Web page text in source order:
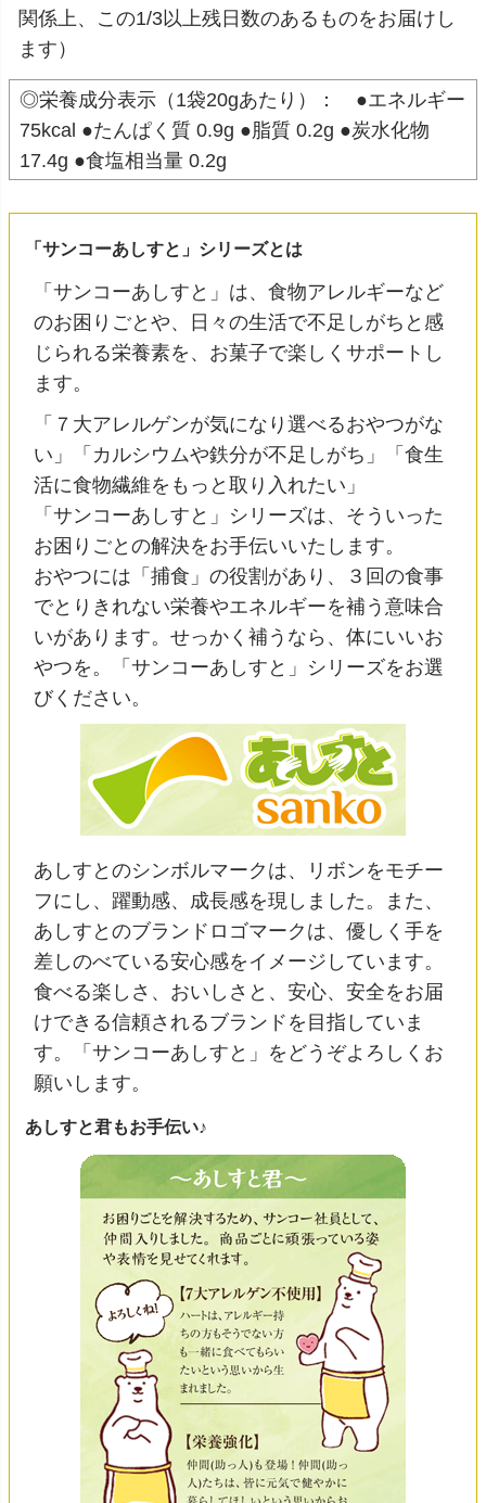
関係上、この1/3以上残日数のあるものをお届けし
ます）
◎栄養成分表示（1袋20gあたり）： ●エネルギー
75kcal ●たんぱく質 0.9g ●脂質 0.2g ●炭水化物
17.4g ●食塩相当量 0.2g
「サンコーあしすと」シリーズとは
「サンコーあしすと」は、食物アレルギーなど
のお困りごとや、日々の生活で不足しがちと感
じられる栄養素を、お菓子で楽しくサポートし
ます。
「７大アレルゲンが気になり選べるおやつがな
い」「カルシウムや鉄分が不足しがち」「食生
活に食物繊維をもっと取り入れたい」
「サンコーあしすと」シリーズは、そういった
お困りごとの解決をお手伝いいたします。
おやつには「捕食」の役割があり、３回の食事
でとりきれない栄養やエネルギーを補う意味合
いがあります。せっかく補うなら、体にいいお
やつを。「サンコーあしすと」シリーズをお選
びください。
あしすとのシンボルマークは、リボンをモチー
フにし、躍動感、成長感を現しました。また、
あしすとのブランドロゴマークは、優しく手を
差しのべている安心感をイメージしています。
食べる楽しさ、おいしさと、安心、安全をお届
けできる信頼されるブランドを目指していま
す。「サンコーあしすと」をどうぞよろしくお
願いします。
あしすと君もお手伝い♪